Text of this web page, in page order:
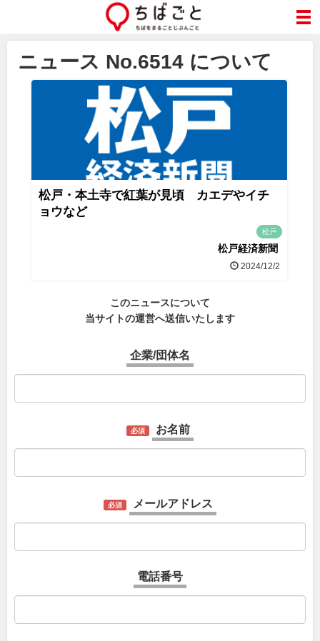
ニュース No.6514 について
松戸・本土寺で紅葉が見頃 カエデやイチ
ョウなど
松戸
松戸経済新聞
2024/12/2
このニュースについて
当サイトの運営へ送信いたします
企業/団体名
必須 お名前
必須 メールアドレス
電話番号